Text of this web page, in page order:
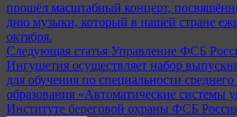
прошёл масштабный концерт,
дню музыки, который в нашей стране
октября.
Следующая статья Управление ФСБ
Ингушетия осуществляет набор
для обучения по специальности
образования «Автоматические системы
Институте береговой охраны ФСБ